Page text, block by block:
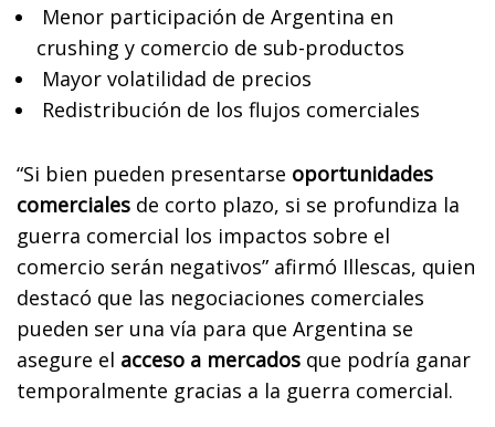
Menor participación de Argentina en
crushing y comercio de sub-productos
Mayor volatilidad de precios
Redistribución de los flujos comerciales
“Si bien pueden presentarse oportunidades
comerciales de corto plazo, si se profundiza la
guerra comercial los impactos sobre el
comercio serán negativos” afirmó Illescas, quien
destacó que las negociaciones comerciales
pueden ser una vía para que Argentina se
asegure el acceso a mercados que podría ganar
temporalmente gracias a la guerra comercial.